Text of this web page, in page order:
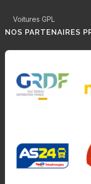
Voitures GPL
NOS PARTENAIRES